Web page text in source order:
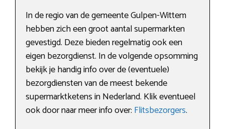
In de regio van de gemeente Gulpen-Wittem
hebben zich een groot aantal supermarkten
gevestigd. Deze bieden regelmatig ook een
eigen bezorgdienst. In de volgende opsomming
bekijk je handig info over de (eventuele)
bezorgdiensten van de meest bekende
supermarktketens in Nederland. Klik eventueel
ook door naar meer info over: Flitsbezorgers.